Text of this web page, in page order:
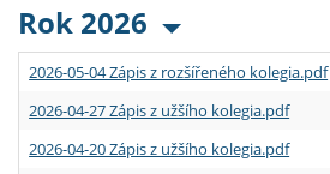
Rok 2026
2026-05-04 Zápis z rozšířeného kolegia.pdf
2026-04-27 Zápis z užšího kolegia.pdf
2026-04-20 Zápis z užšího kolegia.pdf